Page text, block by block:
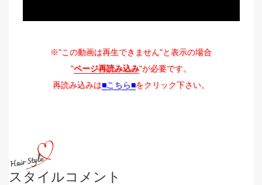
※"この動画は再生できません"と表示の場合
"ページ再読み込み"が必要です。
再読み込みは■こちら■をクリック下さい。
スタイルコメント